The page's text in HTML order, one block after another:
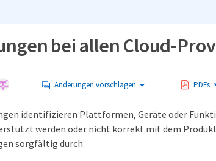
bei allen Cloud-
Änderungen vorschlagen PDFs
identifizieren Plattformen, Geräte oder
werden oder nicht korrekt mit dem
sorgfältig durch.